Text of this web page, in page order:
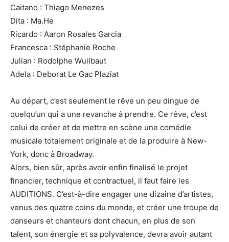
Caitano : Thiago Menezes
Dita : Ma.He
Ricardo : Aaron Rosales Garcia
Francesca : Stéphanie Roche
Julian : Rodolphe Wuilbaut
Adela : Deborat Le Gac Plaziat
Au départ, c’est seulement le rêve un peu dingue de
quelqu’un qui a une revanche à prendre. Ce rêve, c’est
celui de créer et de mettre en scène une comédie
musicale totalement originale et de la produire à New-
York, donc à Broadway.
Alors, bien sûr, après avoir enfin finalisé le projet
financier, technique et contractuel, il faut faire les
AUDITIONS. C’est-à-dire engager une dizaine d’artistes,
venus des quatre coins du monde, et créer une troupe de
danseurs et chanteurs dont chacun, en plus de son
talent, son énergie et sa polyvalence, devra avoir autant